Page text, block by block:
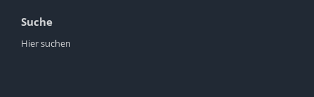
Suche
Hier suchen